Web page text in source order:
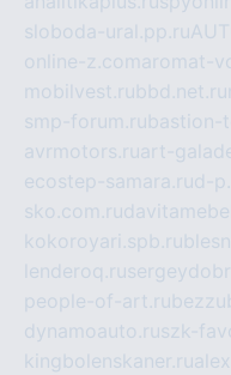
sloboda-ural.pp.ru
online-z.comaromat-
mobilvest.rubbd.net.ru
smp-forum.rubastion-
avrmotors.ruart-
ecostep-samara.rud-
sko.com.ru
kokoroyari.spb.ru
lenderoq.ru
people-of-art.ru
dynamoauto.ruszk-
kingbolenskaner.ru